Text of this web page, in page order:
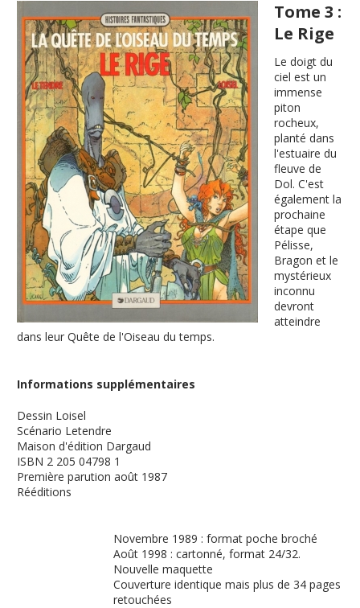
Tome 3 :
Le Rige
Le doigt du
ciel est un
immense
piton
rocheux,
planté dans
l'estuaire du
fleuve de
Dol. C'est
également la
prochaine
étape que
Pélisse,
Bragon et le
mystérieux
inconnu
devront
atteindre
dans leur Quête de l'Oiseau du temps.
Informations supplémentaires
Dessin Loisel
Scénario Letendre
Maison d'édition Dargaud
ISBN 2 205 04798 1
Première parution août 1987
Rééditions
Novembre 1989 : format poche broché
Août 1998 : cartonné, format 24/32.
Nouvelle maquette
Couverture identique mais plus de 34 pages
retouchées